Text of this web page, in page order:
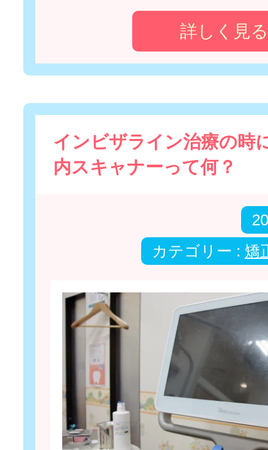
詳しく見る
インビザライン治療の時
内スキャナーって何？
カテゴリー : 矯